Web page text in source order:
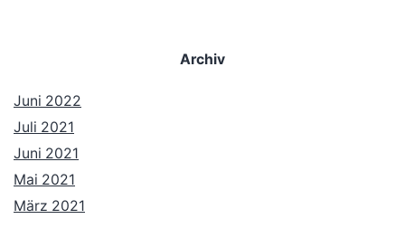
Archiv
Juni 2022
Juli 2021
Juni 2021
Mai 2021
März 2021